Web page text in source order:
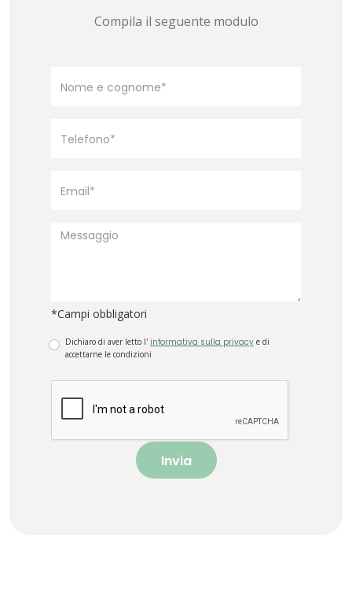
Compila il seguente modulo
*Campi obbligatori
Dichiaro di aver letto l' informativa sulla privacy e di
accettarne le condizioni
Invia